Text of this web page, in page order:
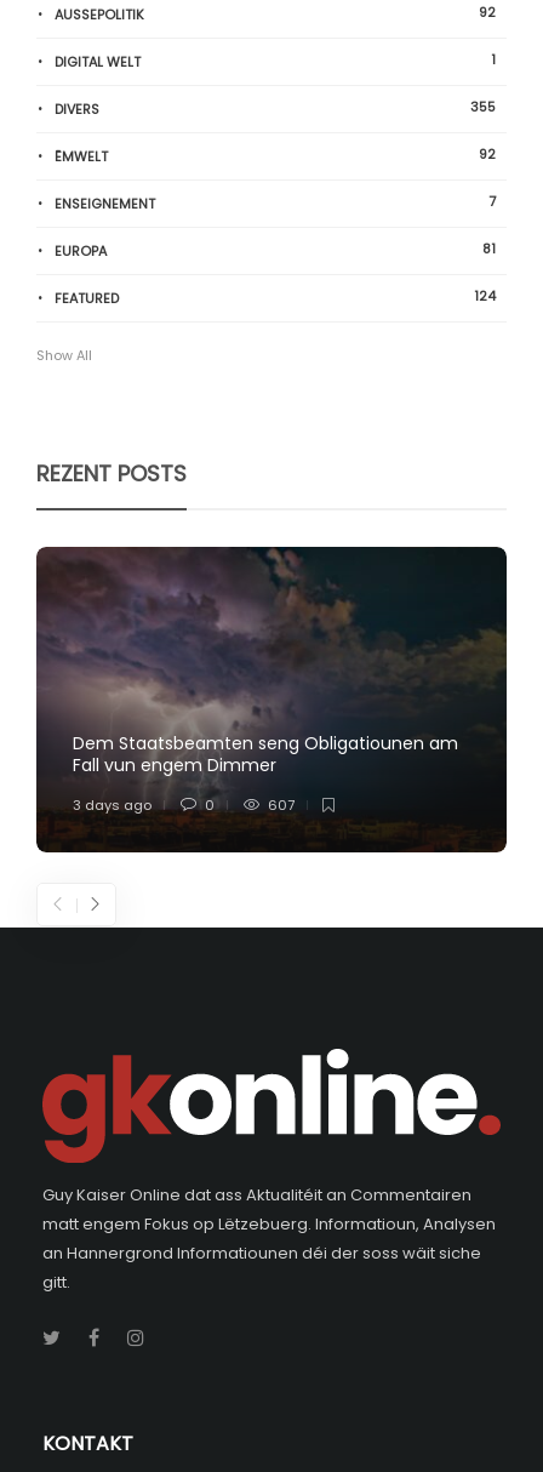
AUSSEPOLITIK 92
DIGITAL WELT 1
DIVERS 355
ËMWELT 92
ENSEIGNEMENT 7
EUROPA 81
FEATURED 124
Show All
REZENT POSTS
Dem Staatsbeamten seng Obligatiounen am
Fall vun engem Dimmer
3 days ago 0 607
Guy Kaiser Online dat ass Aktualitéit an Commentairen
matt engem Fokus op Lëtzebuerg. Informatioun, Analysen
an Hannergrond Informatiounen déi der soss wäit siche
gitt.
KONTAKT